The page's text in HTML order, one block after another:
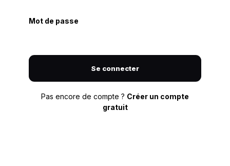
Mot de passe
Se connecter
Pas encore de compte ? Créer un compte
gratuit